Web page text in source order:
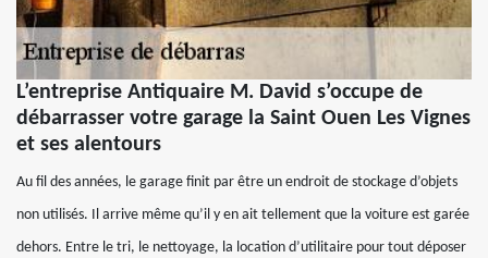
L’entreprise Antiquaire M. David s’occupe de
débarrasser votre garage la Saint Ouen Les Vignes
et ses alentours
Au fil des années, le garage finit par être un endroit de stockage d’objets
non utilisés. Il arrive même qu’il y en ait tellement que la voiture est garée
dehors. Entre le tri, le nettoyage, la location d’utilitaire pour tout déposer